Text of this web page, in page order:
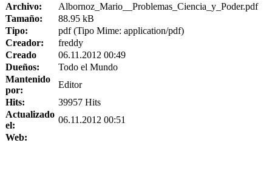
Archivo:
Albornoz_Mario__Problemas_Ciencia_y_Poder.pdf
Tamaño:
88.95 kB
Tipo:
pdf (Tipo Mime: application/pdf)
Creador:
freddy
Creado
06.11.2012 00:49
Dueños:
Todo el Mundo
Mantenido
por:
Editor
Hits:
39957 Hits
Actualizado
el:
06.11.2012 00:51
Web: